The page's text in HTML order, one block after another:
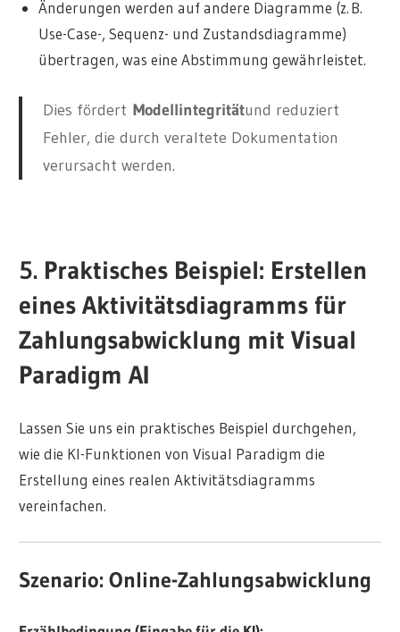
Änderungen werden auf andere Diagramme (z. B.
Use-Case-, Sequenz- und Zustandsdiagramme)
übertragen, was eine Abstimmung gewährleistet.
Dies fördert Modellintegritätund reduziert
Fehler, die durch veraltete Dokumentation
verursacht werden.
5. Praktisches Beispiel: Erstellen
eines Aktivitätsdiagramms für
Zahlungsabwicklung mit Visual
Paradigm AI
Lassen Sie uns ein praktisches Beispiel durchgehen,
wie die KI-Funktionen von Visual Paradigm die
Erstellung eines realen Aktivitätsdiagramms
vereinfachen.
Szenario: Online-Zahlungsabwicklung